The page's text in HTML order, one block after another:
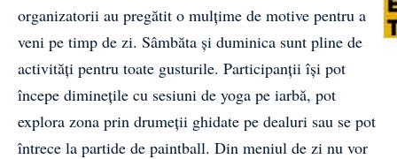
organizatorii au pregătit o mulțime de motive pentru a
veni pe timp de zi. Sâmbăta și duminica sunt pline de
activități pentru toate gusturile. Participanții își pot
începe diminețile cu sesiuni de yoga pe iarbă, pot
explora zona prin drumeții ghidate pe dealuri sau se pot
întrece la partide de paintball. Din meniul de zi nu vor